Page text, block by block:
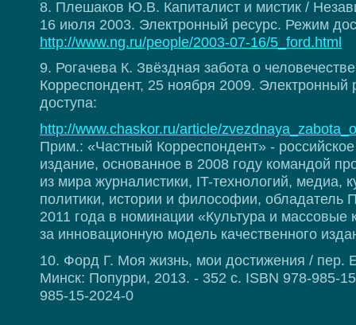
8. Плешаков Ю.В. Капиталист и мистик /
16 июля 2003. Электронный ресурс. Режим
http://www.ng.ru/people/2003-07-16/5_ford.html
9. Рогачева К. Звёздная забота о
Корреспондент, 25 ноября 2009. Электронный
доступа:
http://www.chaskor.ru/article/
Прим.: «Частный Корреспондент» - российское
издание, основанное в 2008 году командой
из мира журналистики, IT-технологий, медиа,
политики, истории и философии, обладатель
2011 года в номинации «Культура и массовые
за инновационную модель качественного
10. Форд Г. Моя жизнь, мои достижения / пер.
Минск: Попурри, 2013. - 352 с. ISBN 978-985-
985-15-2024-0